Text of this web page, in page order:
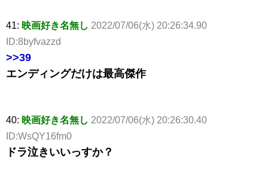
41: 映画好き名無し 2022/07/06(水) 20:26:34.90
ID:8byfvazzd
>>39
エンディングだけは最高傑作
40: 映画好き名無し 2022/07/06(水) 20:26:30.40
ID:WsQY16fm0
ドラ泣きいいっすか？